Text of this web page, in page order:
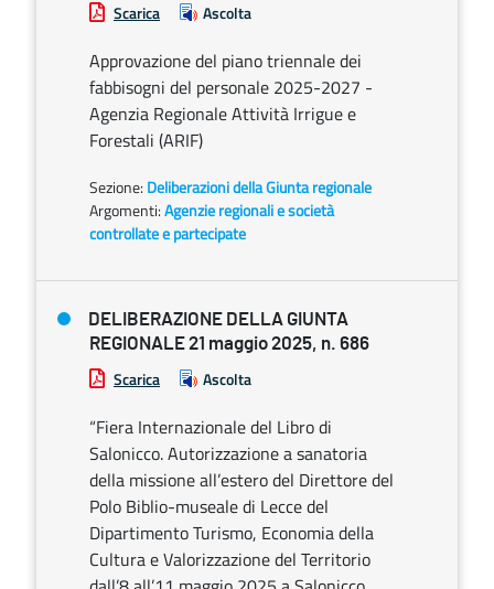
Scarica Ascolta
Approvazione del piano triennale dei
fabbisogni del personale 2025-2027 -
Agenzia Regionale Attività Irrigue e
Forestali (ARIF)
Sezione: Deliberazioni della Giunta regionale
Argomenti:Agenzie regionali e società
controllate e partecipate
DELIBERAZIONE DELLA GIUNTA
REGIONALE 21 maggio 2025, n. 686
Scarica Ascolta
“Fiera Internazionale del Libro di
Salonicco. Autorizzazione a sanatoria
della missione all’estero del Direttore del
Polo Biblio-museale di Lecce del
Dipartimento Turismo, Economia della
Cultura e Valorizzazione del Territorio